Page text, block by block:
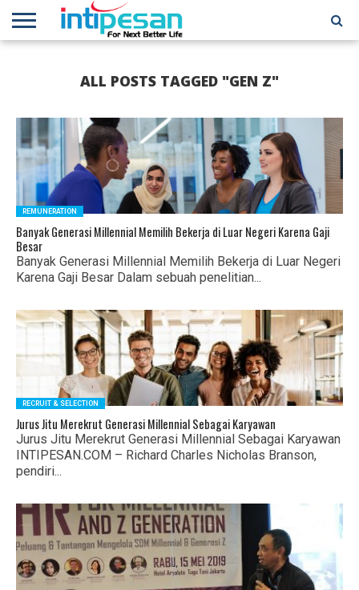
NETWORKALL POSTS TAGGED "GEN Z"
REMUNERATION
Banyak Generasi Millennial Memilih Bekerja di Luar Negeri Karena Gaji
Besar
Banyak Generasi Millennial Memilih Bekerja di Luar Negeri
Karena Gaji Besar Dalam sebuah penelitian...
RECRUIT & SELECTION
Jurus Jitu Merekrut Generasi Millennial Sebagai Karyawan
Jurus Jitu Merekrut Generasi Millennial Sebagai Karyawan
INTIPESAN.COM – Richard Charles Nicholas Branson,
pendiri...